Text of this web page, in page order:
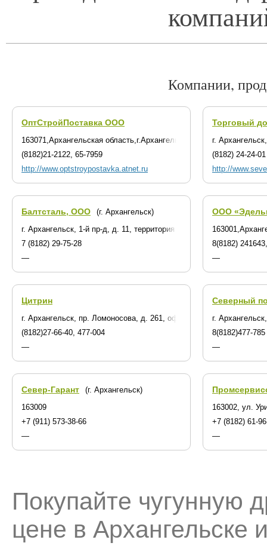
Компании,
ОптСтройПоставка ООО
163071,Архангельская область,г.Архангельск,ул.Тимме,д.23
(8182)21-2122, 65-7959
http://www.optstroypostavka.atnet.ru
Торговый
г.
(8182) 24-24-01
http://
Балтсталь, ООО
(г. Архангельск)
г. Архангельск, 1-й пр-д, д. 11, территория Механического завода
7 (8182) 29-75-28
—
ООО
8(8182)
—
Цитрин
г. Архангельск, пр. Ломоносова, д. 261, оф. 408-410
(8182)27-66-40, 477-004
—
Северный
г.
8(8182)477-785
—
Север-Гарант
(г. Архангельск)
163009
+7 (911) 573-38-66
—
163002, ул.
+7 (8182) 61-
—
Покупайте чугунную
цене в Архангельске